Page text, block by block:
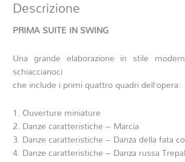
Descrizione
PRIMA SUITE IN SWING
Una grande elaborazione in stile
schiaccianoci
che include i primi quattro quadri dell’opera:
1. Ouverture miniature
2. Danze caratteristiche – Marcia
3. Danze caratteristiche – Danza della fata
4. Danze caratteristiche – Danza russa